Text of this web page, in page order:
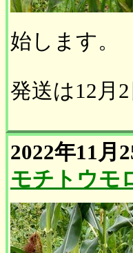
始します。
発送は12月2
2022年11月
モチトウモ